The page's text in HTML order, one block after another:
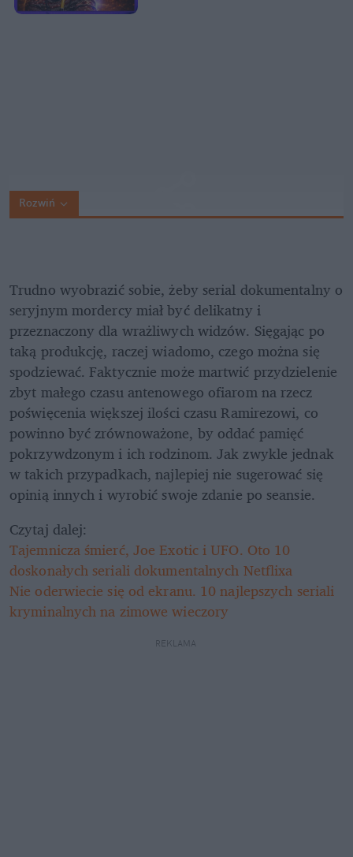
Rozwiń
Trudno wyobrazić sobie, żeby serial dokumentalny o
seryjnym mordercy miał być delikatny i
przeznaczony dla wrażliwych widzów. Sięgając po
taką produkcję, raczej wiadomo, czego można się
spodziewać. Faktycznie może martwić przydzielenie
zbyt małego czasu antenowego ofiarom na rzecz
poświęcenia większej ilości czasu Ramirezowi, co
powinno być zrównoważone, by oddać pamięć
pokrzywdzonym i ich rodzinom. Jak zwykle jednak
w takich przypadkach, najlepiej nie sugerować się
opinią innych i wyrobić swoje zdanie po seansie.
Czytaj dalej:
Tajemnicza śmierć, Joe Exotic i UFO. Oto 10
doskonałych seriali dokumentalnych Netflixa
Nie oderwiecie się od ekranu. 10 najlepszych seriali
kryminalnych na zimowe wieczory
REKLAMA